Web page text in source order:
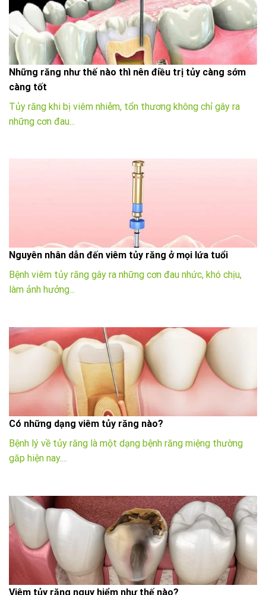
Những răng như thế nào thì nên điều trị tủy càng sớm
càng tốt
Tủy răng khi bị viêm nhiễm, tổn thương không chỉ gây ra
những cơn đau...
Nguyên nhân dẫn đến viêm tủy răng ở mọi lứa tuổi
Bệnh viêm tủy răng gây ra những cơn đau nhức, khó chịu,
làm ảnh hưởng...
Có những dạng viêm tủy răng nào?
Bệnh lý về tủy răng là một dạng bệnh răng miệng thường
găp hiện nay....
Viêm tủy răng nguy hiểm như thế nào?